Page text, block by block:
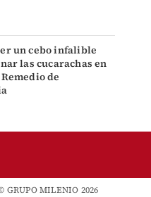
un cebo infalible
las cucarachas en
de
GRUPO MILENIO 2026